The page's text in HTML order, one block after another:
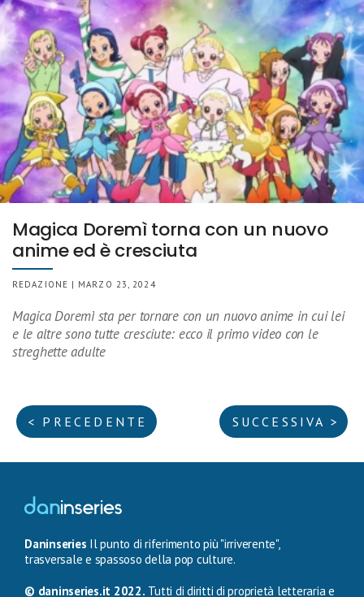
Magica Doremì torna con un nuovo
anime ed è cresciuta
REDAZIONE | MARZO 23, 2024
Magica Doremì sta per tornare con un nuovo anime in cui lei
e le altre sono tutte cresciute: ecco il primo video con le
streghette adulte
< PRECEDENTE SUCCESSIVA >
Daninseries Il punto di riferimento più "irriverente",
trasversale e spassoso della pop culture.
© daninseries.it 2022. Tutti di diritti di proprietà letteraria e